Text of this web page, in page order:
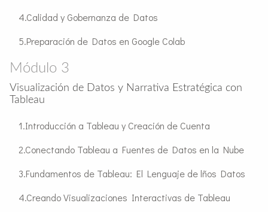
Calidad y Gobernanza de Datos
Preparación de Datos en Google Colab
Módulo 3
Visualización de Datos y Narrativa Estratégica con
Tableau
Introducción a Tableau y Creación de Cuenta
Conectando Tableau a Fuentes de Datos en la Nube
Fundamentos de Tableau: El Lenguaje de lños Datos
Creando Visualizaciones Interactivas de Tableau